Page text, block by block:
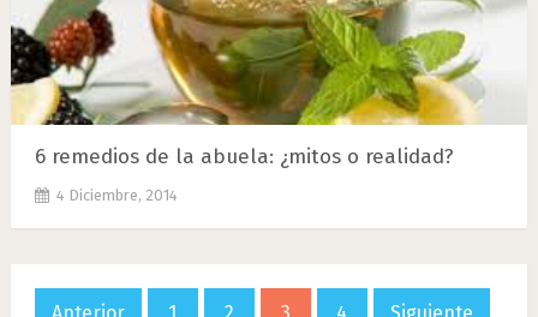
6 remedios de la abuela: ¿mitos o realidad?
4 Diciembre, 2014